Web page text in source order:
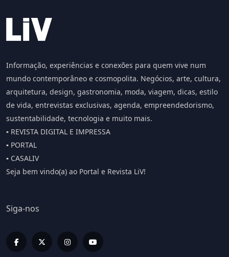
Informação, experiências e conexões para quem vive num
mundo contemporâneo e cosmopolita. Negócios, arte, cultura,
arquitetura, design, gastronomia, moda, viagem, dicas, estilo
de vida, entrevistas exclusivas, agenda, empreendedorismo,
sustentabilidade, tecnologia e muito mais.
▪️ REVISTA DIGITAL E IMPRESSA
▪️ PORTAL
▪️ CASALIV
Seja bem vindo(a) ao Portal e Revista LiV!
Siga-nos